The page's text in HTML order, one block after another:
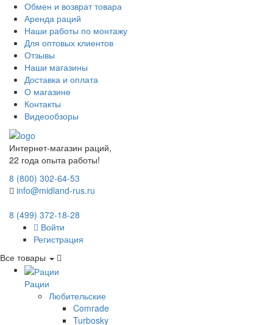
Обмен и возврат товара
Аренда раций
Наши работы по монтажу
Для оптовых клиентов
Отзывы
Наши магазины
Доставка и оплата
О магазине
Контакты
Видеообзоры
Интернет-магазин раций,
22 года опыта работы!
8 (800) 302-64-53
info@midland-rus.ru
8 (499) 372-18-28
Войти
Регистрация
Все товары
Рации
Любительские
Comrade
Turbosky